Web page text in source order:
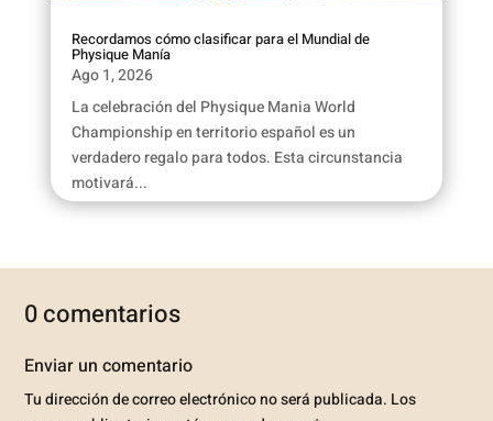
Recordamos cómo clasificar para el Mundial de
Physique Manía
Ago 1, 2026
La celebración del Physique Mania World
Championship en territorio español es un
verdadero regalo para todos. Esta circunstancia
motivará...
0 comentarios
Enviar un comentario
Tu dirección de correo electrónico no será publicada. Los